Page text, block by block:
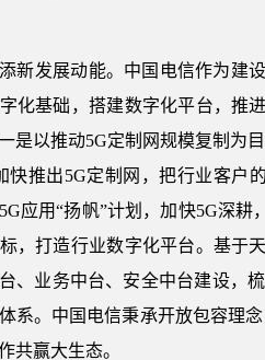
新发展动能。中国电信作为建
化基础，搭建数字化平台，推
是以推动5G定制网规模复制为
快推出5G定制网，把行业客户
应用“扬帆”计划，加快5G深
，打造行业数字化平台。基于
、业务中台、安全中台建设，
系。中国电信秉承开放包容理
共赢大生态。